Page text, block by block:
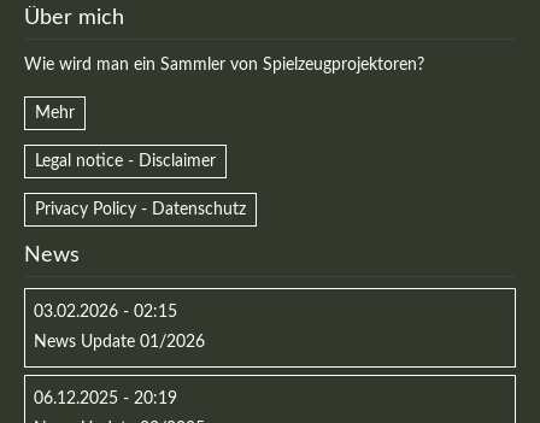
Über mich
Wie wird man ein Sammler von Spielzeugprojektoren?
Mehr
Legal notice - Disclaimer
Privacy Policy - Datenschutz
News
03.02.2026 - 02:15
News Update 01/2026
06.12.2025 - 20:19